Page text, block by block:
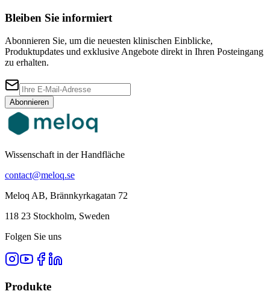
Bleiben Sie informiert
Abonnieren Sie, um die neuesten klinischen Einblicke,
Produktupdates und exklusive Angebote direkt in Ihren Posteingang
zu erhalten.
Abonnieren
Wissenschaft in der Handfläche
contact@meloq.se
Meloq AB, Brännkyrkagatan 72
118 23 Stockholm, Sweden
Folgen Sie uns
Produkte